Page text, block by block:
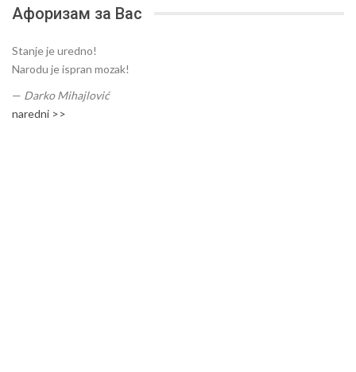
Афоризам за Вас
Stanje je uredno!
Narodu je ispran mozak!
— Darko Mihajlović
naredni >>